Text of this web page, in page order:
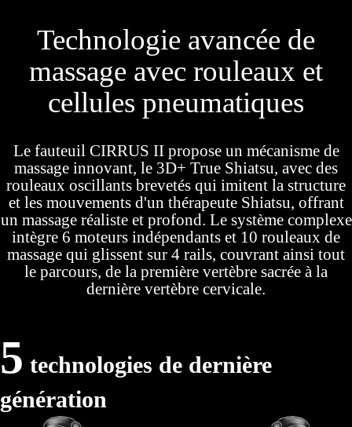
Technologie avancée de
massage avec rouleaux et
cellules pneumatiques
Le fauteuil CIRRUS II propose un mécanisme de
massage innovant, le 3D+ True Shiatsu, avec des
rouleaux oscillants brevetés qui imitent la structure
et les mouvements d'un thérapeute Shiatsu, offrant
un massage réaliste et profond. Le système complexe
intègre 6 moteurs indépendants et 10 rouleaux de
massage qui glissent sur 4 rails, couvrant ainsi tout
le parcours, de la première vertèbre sacrée à la
dernière vertèbre cervicale.
5 technologies de dernière
génération